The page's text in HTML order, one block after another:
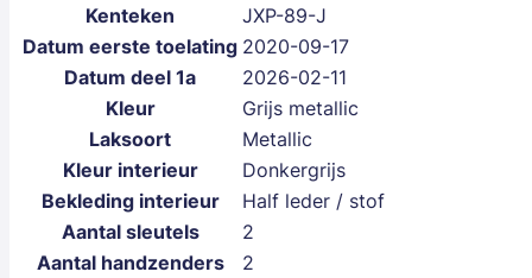
Kenteken
JXP-89-J
Datum eerste toelating 2020-09-17
Datum deel 1a
2026-02-11
Kleur
Grijs metallic
Laksoort
Metallic
Kleur interieur
Donkergrijs
Bekleding interieur
Half leder / stof
Aantal sleutels
2
Aantal handzenders
2